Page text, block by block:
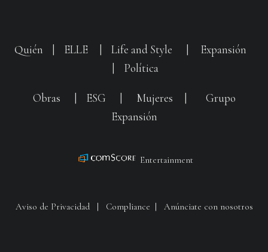
Quién ELLE Life and Style
Expansión
Política
Obras ESG Mujeres
Grupo
Expansión
Entertainment
Aviso de Privacidad| Compliance Anúnciate con nosotros